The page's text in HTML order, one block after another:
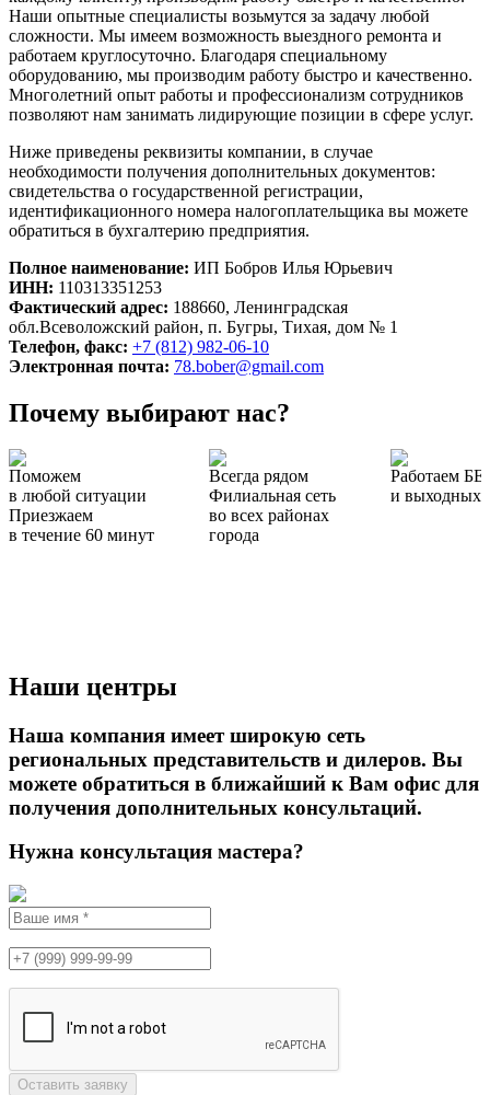
Наши опытные специалисты возьмутся за задачу любой
сложности. Мы имеем возможность выездного ремонта и
работаем круглосуточно. Благодаря специальному
оборудованию, мы производим работу быстро и качественно.
Многолетний опыт работы и профессионализм сотрудников
позволяют нам занимать лидирующие позиции в сфере услуг.
Ниже приведены реквизиты компании, в случае
необходимости получения дополнительных документов:
свидетельства о государственной регистрации,
идентификационного номера налогоплательщика вы можете
обратиться в бухгалтерию предприятия.
Полное наименование: ИП Бобров Илья Юрьевич
ИНН: 110313351253
Фактический адрес: 188660, Ленинградская
обл.Всеволожский район, п. Бугры, Тихая, дом № 1
Телефон, факс: +7 (812) 982-06-10
Электронная почта: 78.bober@gmail.com
Почему выбирают нас?
Поможем
в любой ситуации
Приезжаем
в течение 60 минут
Всегда рядом
Филиальная сеть
во всех районах
города
Работаем
и выходных
Наши центры
Наша компания имеет широкую сеть
региональных представительств и дилеров. Вы
можете обратиться в ближайший к Вам офис для
получения дополнительных консультаций.
Нужна консультация мастера?
Оставить заявку